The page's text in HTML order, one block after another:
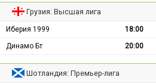
Грузия: Высшая лига
Иберия 1999 18:00
Динамо Бт
20:00
Шотландия: Премьер-лига